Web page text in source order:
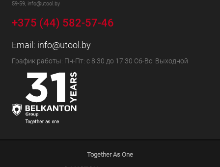
59-59, info@utool.by
+375 (44) 582-57-46
Email: info@utool.by
График работы: Пн-Пт: с 8:30 до 17:30 Сб-Вс: Выходной
Together As One